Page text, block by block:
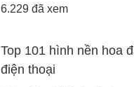
6.229 đã xem
Top 101 hình nền hoa
điện thoại